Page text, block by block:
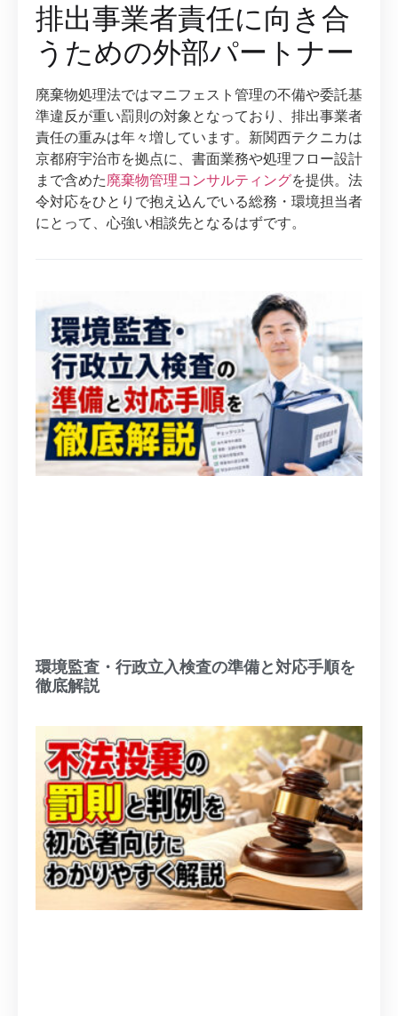
排出事業者責任に向き合
うための外部パートナー
廃棄物処理法ではマニフェスト管理の不備や委託基
準違反が重い罰則の対象となっており、排出事業者
責任の重みは年々増しています。新関西テクニカは
京都府宇治市を拠点に、書面業務や処理フロー設計
まで含めた廃棄物管理コンサルティングを提供。法
令対応をひとりで抱え込んでいる総務・環境担当者
にとって、心強い相談先となるはずです。
環境監査・行政立入検査の準備と対応手順を
徹底解説